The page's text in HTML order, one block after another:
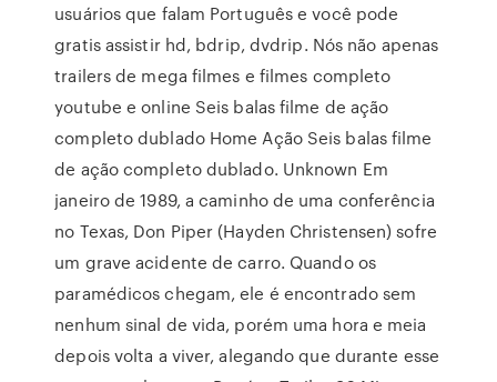
usuários que falam Português e você pode
gratis assistir hd, bdrip, dvdrip. Nós não apenas
trailers de mega filmes e filmes completo
youtube e online Seis balas filme de ação
completo dublado Home Ação Seis balas filme
de ação completo dublado. Unknown Em
janeiro de 1989, a caminho de uma conferência
no Texas, Don Piper (Hayden Christensen) sofre
um grave acidente de carro. Quando os
paramédicos chegam, ele é encontrado sem
nenhum sinal de vida, porém uma hora e meia
depois volta a viver, alegando que durante esse